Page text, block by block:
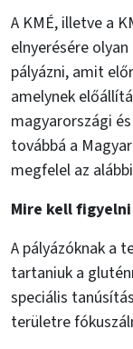
A KMÉ, illetve a
elnyerésére
pályázni, amit
amelynek
magyarországi
továbbá a
megfelel az
Mire kell
A pályázóknak a
tartaniuk a
speciális
területre